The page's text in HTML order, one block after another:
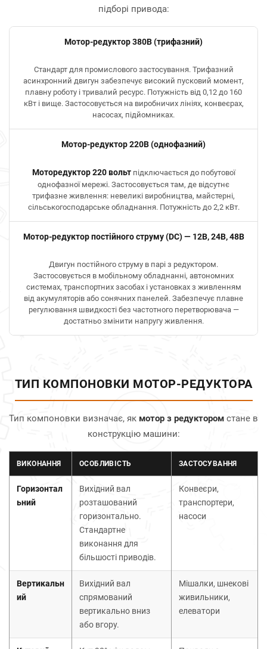
підборі привода:
Мотор-редуктор 380В (трифазний)
Стандарт для промислового застосування. Трифазний
асинхронний двигун забезпечує високий пусковий момент,
плавну роботу і тривалий ресурс. Потужність від 0,12 до 160
кВт і вище. Застосовується на виробничих лініях, конвеєрах,
насосах, підйомниках.
Мотор-редуктор 220В (однофазний)
Моторедуктор 220 вольтпідключається до побутової
однофазної мережі. Застосовується там, де відсутнє
трифазне живлення: невеликі виробництва, майстерні,
сільськогосподарське обладнання. Потужність до 2,2 кВт.
Мотор-редуктор постійного струму (DC) — 12В, 24В, 48В
Двигун постійного струму в парі з редуктором.
Застосовується в мобільному обладнанні, автономних
системах, транспортних засобах і установках з живленням
від акумуляторів або сонячних панелей. Забезпечує плавне
регулювання швидкості без частотного перетворювача —
достатньо змінити напругу живлення.
ТИП КОМПОНОВКИ МОТОР-РЕДУКТОРА
Тип компоновки визначає, як мотор з редуктором стане в
конструкцію машини:
ВИКОНАННЯ ОСОБЛИВІСТЬ ЗАСТОСУВАННЯ
Горизонтал
ьний
Вихідний вал
розташований
горизонтально.
Стандартне
виконання для
більшості приводів.
Конвеєри,
транспортери,
насоси
Вертикальн
ий
Вихідний вал
спрямований
вертикально вниз
або вгору.
Мішалки, шнекові
живильники,
елеватори